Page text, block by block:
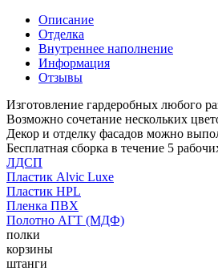
Описание
Отделка
Внутреннее наполнение
Информация
Отзывы
Изготовление гардеробных любого
Возможно сочетание нескольких
Декор и отделку фасадов можно
Бесплатная сборка в течение 5
ЛДСП
Пластик Alvic Luxe
Пластик HPL
Пленка ПВХ
Полотно АГТ (МДФ)
полки
корзины
штанги